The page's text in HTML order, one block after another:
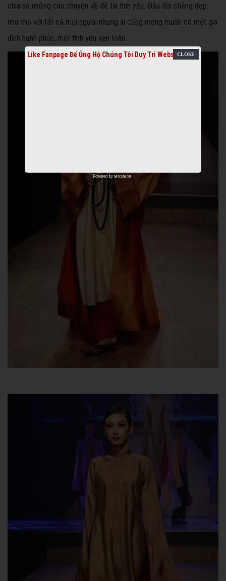
chia sẻ những câu chuyện về đề tài tình yêu. Dẫu đời chẳng đẹp
như mơ với tất cả mọi người nhưng ai cũng mong muốn có một gia
đình hạnh phúc, một tình yêu vẹn toàn.
Like Fanpage Để Ủng Hộ Chúng Tôi Duy Trì Website
Powered by netcore.vn